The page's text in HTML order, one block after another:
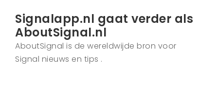
Signalapp.nl gaat verder als
AboutSignal.nl
AboutSignal is de wereldwijde bron voor
Signal nieuws en tips .